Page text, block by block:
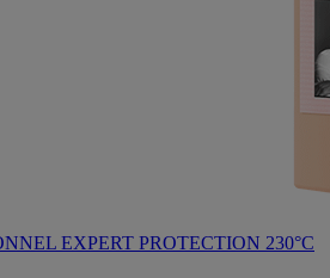
EXPERT PROTECTION 230°C